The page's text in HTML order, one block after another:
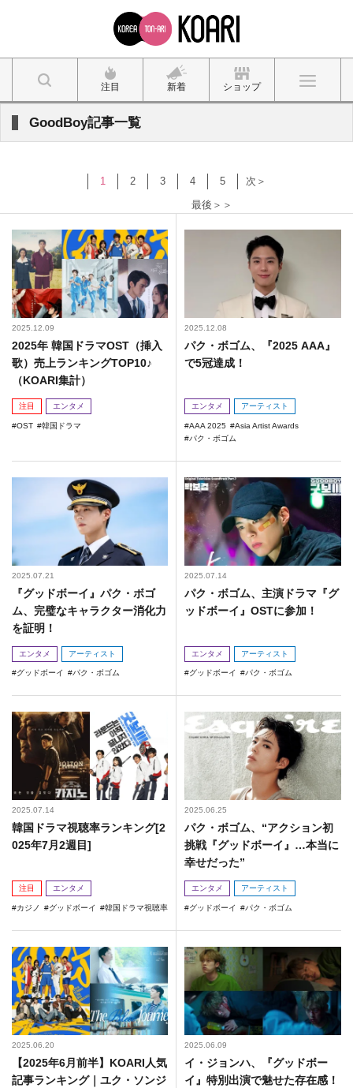
注目 新着 ショップ
GoodBoy記事一覧
1 2 3 4 5
次＞
最後＞＞
2025.12.09
2025年 韓国ドラマOST（挿入
歌）売上ランキングTOP10♪
（KOARI集計）
注目 エンタメ
OST 韓国ドラマ
2025.12.08
パク・ボゴム、『2025 AAA』
で5冠達成！
エンタメ アーティスト
AAA 2025
Asia Artist Awards
パク・ボゴム
2025.07.21
『グッドボーイ』パク・ボゴ
ム、完璧なキャラクター消化力
を証明！
エンタメ アーティスト
グッドボーイ パク・ボゴム
2025.07.14
パク・ボゴム、主演ドラマ『グ
ッドボーイ』OSTに参加！
エンタメ アーティスト
グッドボーイ パク・ボゴム
2025.07.14
韓国ドラマ視聴率ランキング[2
025年7月2週目]
注目 エンタメ
カジノ グッドボーイ 韓国ドラマ視聴率
2025.06.25
パク・ボゴム、“アクション初
挑戦『グッドボーイ』…本当に
幸せだった”
エンタメ アーティスト
グッドボーイ パク・ボゴム
2025.06.20
【2025年6月前半】KOARI人気
記事ランキング｜ユク・ソンジ
2025.06.09
イ・ジョンハ、『グッドボー
イ』特別出演で魅せた存在感！